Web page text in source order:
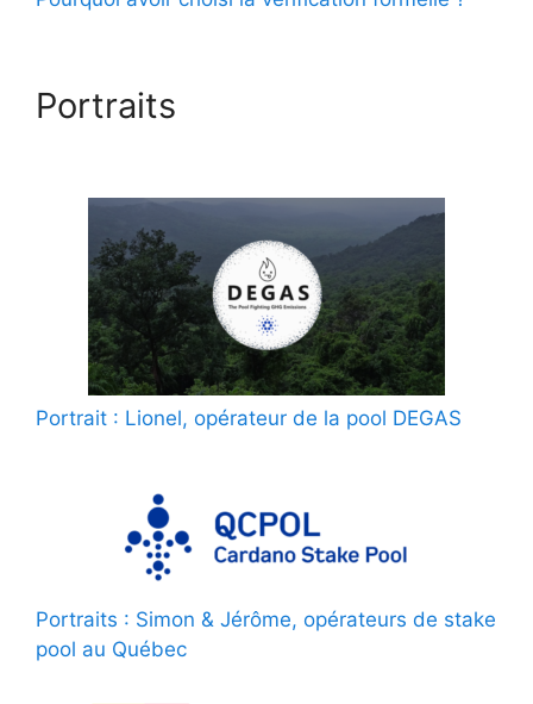
Portraits
Portrait : Lionel, opérateur de la pool DEGAS
Portraits : Simon & Jérôme, opérateurs de stake
pool au Québec